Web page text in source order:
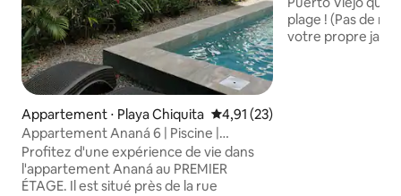
Appartement ⋅ Playa Chiquita Évaluation moyenne sur la
4,91 (23)
Appartement Ananá 6 | Piscine |
Climatisation | WiFi | Télévision
connectée | Près de la plage
Profitez d'une expérience de vie dans
l'appartement Ananá au PREMIER
ÉTAGE. Il est situé près de la rue
plage ! (Pas de
votre propre